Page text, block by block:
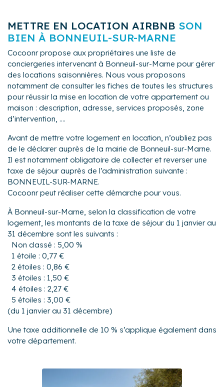
METTRE EN LOCATION AIRBNB SON
BIEN À BONNEUIL-SUR-MARNE
Cocoonr propose aux propriétaires une liste de
conciergeries intervenant à Bonneuil-sur-Marne pour gérer
des locations saisonnières. Nous vous proposons
notamment de consulter les fiches de toutes les structures
pour réussir la mise en location de votre appartement ou
maison : description, adresse, services proposés, zone
d’intervention, ....
Avant de mettre votre logement en location, n’oubliez pas
de le déclarer auprès de la mairie de Bonneuil-sur-Marne.
Il est notamment obligatoire de collecter et reverser une
taxe de séjour auprès de l’administration suivante :
BONNEUIL-SUR-MARNE.
Cocoonr peut réaliser cette démarche pour vous.
À Bonneuil-sur-Marne, selon la classification de votre
logement, les montants de la taxe de séjour du 1 janvier au
31 décembre sont les suivants :
Non classé : 5,00 %
1 étoile : 0,77 €
2 étoiles : 0,86 €
3 étoiles : 1,50 €
4 étoiles : 2,27 €
5 étoiles : 3,00 €
(du 1 janvier au 31 décembre)
Une taxe additionnelle de 10 % s’applique également dans
votre département.